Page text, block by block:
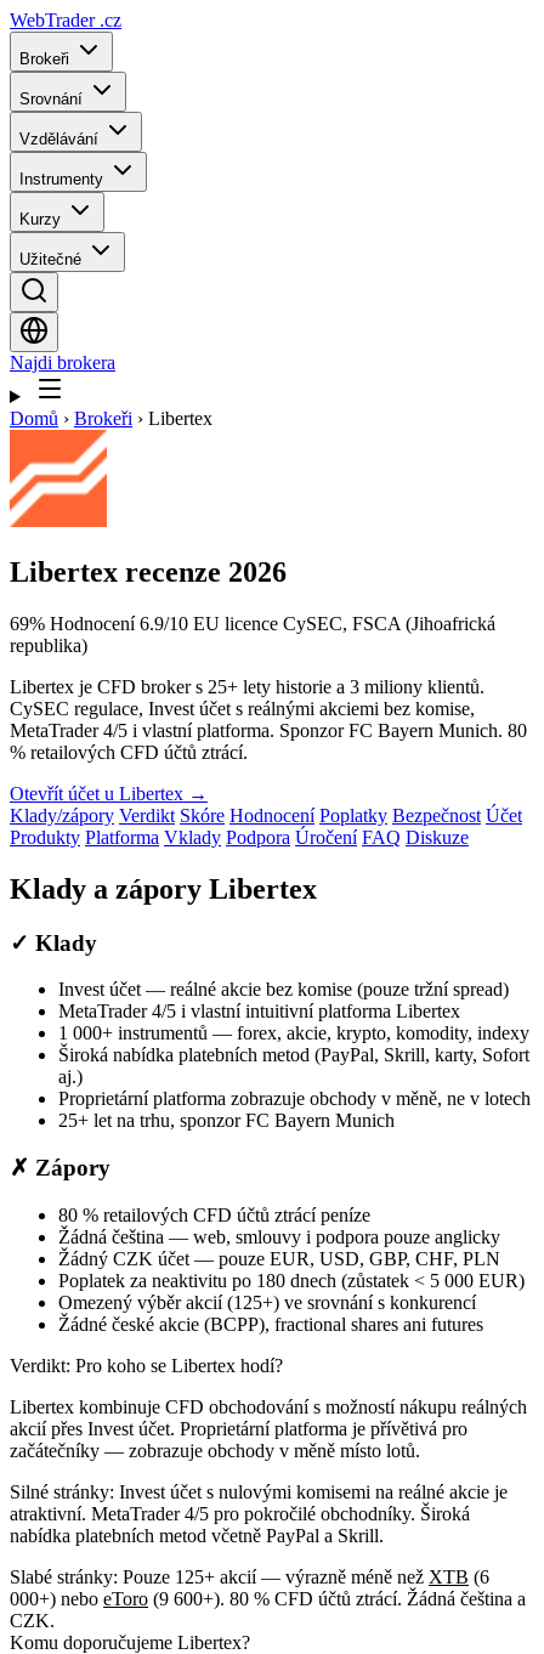
WebTrader .cz
Brokeři
Srovnání
Vzdělávání
Instrumenty
Kurzy
Užitečné
Najdi brokera
Domů › Brokeři › Libertex
Libertex recenze 2026
69% Hodnocení 6.9/10 EU licence CySEC, FSCA (Jihoafrická
republika)
Libertex je CFD broker s 25+ lety historie a 3 miliony klientů.
CySEC regulace, Invest účet s reálnými akciemi bez komise,
MetaTrader 4/5 i vlastní platforma. Sponzor FC Bayern Munich. 80
% retailových CFD účtů ztrácí.
Otevřít účet u Libertex →
Klady/zápory Verdikt Skóre Hodnocení Poplatky Bezpečnost Účet
Produkty Platforma Vklady Podpora Úročení FAQ Diskuze
Klady a zápory Libertex
✓ Klady
Invest účet — reálné akcie bez komise (pouze tržní spread)
MetaTrader 4/5 i vlastní intuitivní platforma Libertex
1 000+ instrumentů — forex, akcie, krypto, komodity, indexy
Široká nabídka platebních metod (PayPal, Skrill, karty, Sofort
aj.)
Proprietární platforma zobrazuje obchody v měně, ne v lotech
25+ let na trhu, sponzor FC Bayern Munich
✗ Zápory
80 % retailových CFD účtů ztrácí peníze
Žádná čeština — web, smlouvy i podpora pouze anglicky
Žádný CZK účet — pouze EUR, USD, GBP, CHF, PLN
Poplatek za neaktivitu po 180 dnech (zůstatek < 5 000 EUR)
Omezený výběr akcií (125+) ve srovnání s konkurencí
Žádné české akcie (BCPP), fractional shares ani futures
Verdikt: Pro koho se Libertex hodí?
Libertex kombinuje CFD obchodování s možností nákupu reálných
akcií přes Invest účet. Proprietární platforma je přívětivá pro
začátečníky — zobrazuje obchody v měně místo lotů.
Silné stránky: Invest účet s nulovými komisemi na reálné akcie je
atraktivní. MetaTrader 4/5 pro pokročilé obchodníky. Široká
nabídka platebních metod včetně PayPal a Skrill.
Slabé stránky: Pouze 125+ akcií — výrazně méně než XTB (6
000+) nebo eToro (9 600+). 80 % CFD účtů ztrácí. Žádná čeština a
CZK.
Komu doporučujeme Libertex?